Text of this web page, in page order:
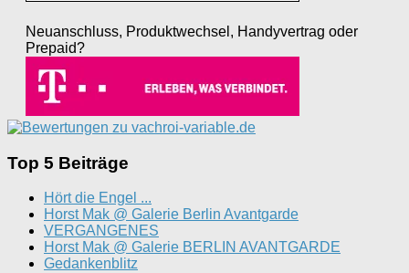
Neuanschluss, Produktwechsel, Handyvertrag oder
Prepaid?
Top 5 Beiträge
Hört die Engel ...
Horst Mak @ Galerie Berlin Avantgarde
VERGANGENES
Horst Mak @ Galerie BERLIN AVANTGARDE
Gedankenblitz